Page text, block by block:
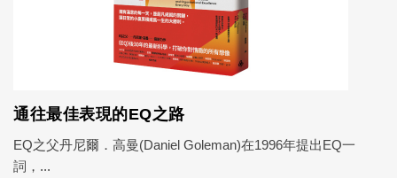
通往最佳表現的EQ之路
EQ之父丹尼爾．高曼(Daniel Goleman)在1996年提出EQ一
詞，...